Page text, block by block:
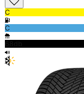
C
C
68db